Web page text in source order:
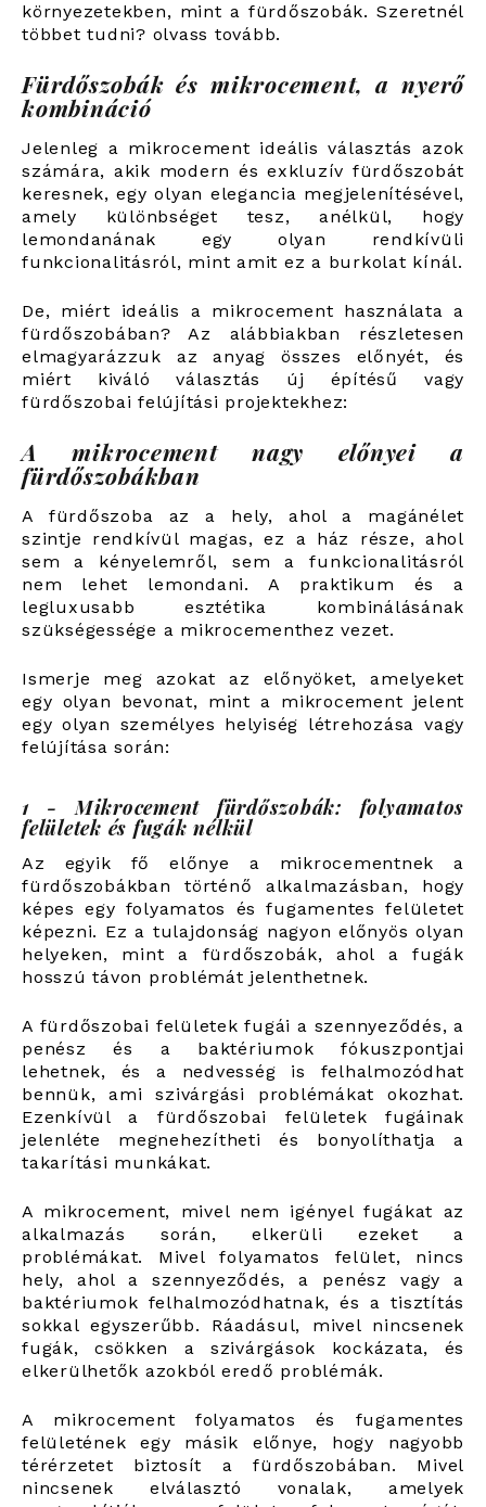
környezetekben, mint a fürdőszobák. Szeretnél
többet tudni? olvass tovább.
Fürdőszobák és mikrocement, a nyerő
kombináció
Jelenleg a mikrocement ideális választás azok
számára, akik modern és exkluzív fürdőszobát
keresnek, egy olyan elegancia megjelenítésével,
amely különbséget tesz, anélkül, hogy
lemondanának egy olyan rendkívüli
funkcionalitásról, mint amit ez a burkolat kínál.
De, miért ideális a mikrocement használata a
fürdőszobában? Az alábbiakban részletesen
elmagyarázzuk az anyag összes előnyét, és
miért kiváló választás új építésű vagy
fürdőszobai felújítási projektekhez:
A mikrocement nagy előnyei a
fürdőszobákban
A fürdőszoba az a hely, ahol a magánélet
szintje rendkívül magas, ez a ház része, ahol
sem a kényelemről, sem a funkcionalitásról
nem lehet lemondani. A praktikum és a
legluxusabb esztétika kombinálásának
szükségessége a mikrocementhez vezet.
Ismerje meg azokat az előnyöket, amelyeket
egy olyan bevonat, mint a mikrocement jelent
egy olyan személyes helyiség létrehozása vagy
felújítása során:
1 - Mikrocement fürdőszobák: folyamatos
felületek és fugák nélkül
Az egyik fő előnye a mikrocementnek a
fürdőszobákban történő alkalmazásban, hogy
képes egy folyamatos és fugamentes felületet
képezni. Ez a tulajdonság nagyon előnyös olyan
helyeken, mint a fürdőszobák, ahol a fugák
hosszú távon problémát jelenthetnek.
A fürdőszobai felületek fugái a szennyeződés, a
penész és a baktériumok fókuszpontjai
lehetnek, és a nedvesség is felhalmozódhat
bennük, ami szivárgási problémákat okozhat.
Ezenkívül a fürdőszobai felületek fugáinak
jelenléte megnehezítheti és bonyolíthatja a
takarítási munkákat.
A mikrocement, mivel nem igényel fugákat az
alkalmazás során, elkerüli ezeket a
problémákat. Mivel folyamatos felület, nincs
hely, ahol a szennyeződés, a penész vagy a
baktériumok felhalmozódhatnak, és a tisztítás
sokkal egyszerűbb. Ráadásul, mivel nincsenek
fugák, csökken a szivárgások kockázata, és
elkerülhetők azokból eredő problémák.
A mikrocement folyamatos és fugamentes
felületének egy másik előnye, hogy nagyobb
térérzetet biztosít a fürdőszobában. Mivel
nincsenek elválasztó vonalak, amelyek